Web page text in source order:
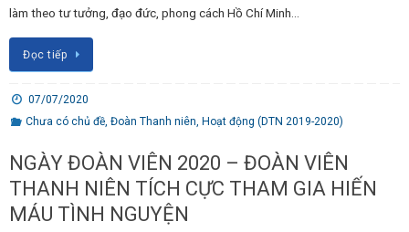
làm theo tư tưởng, đạo đức, phong cách Hồ Chí Minh…
Đọc tiếp
07/07/2020
Chưa có chủ đề, Đoàn Thanh niên, Hoạt động (DTN 2019-2020)
NGÀY ĐOÀN VIÊN 2020 – ĐOÀN VIÊN
THANH NIÊN TÍCH CỰC THAM GIA HIẾN
MÁU TÌNH NGUYỆN